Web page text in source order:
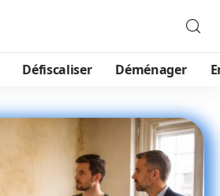
Défiscaliser Déménager